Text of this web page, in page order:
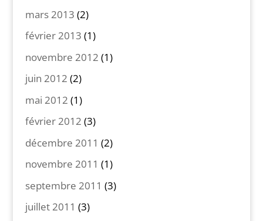
mars 2013 (2)
février 2013 (1)
novembre 2012 (1)
juin 2012 (2)
mai 2012 (1)
février 2012 (3)
décembre 2011 (2)
novembre 2011 (1)
septembre 2011 (3)
juillet 2011 (3)